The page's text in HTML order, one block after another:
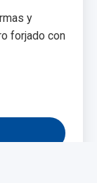
y
forjado con